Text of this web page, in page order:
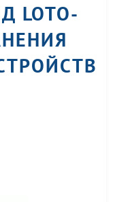
LOTO-